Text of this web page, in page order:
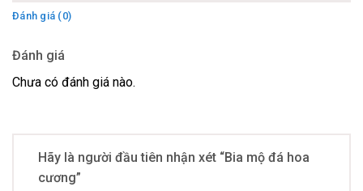
Đánh giá (0)
Đánh giá
Chưa có đánh giá nào.
Hãy là người đầu tiên nhận xét “Bia mộ đá hoa
cương”